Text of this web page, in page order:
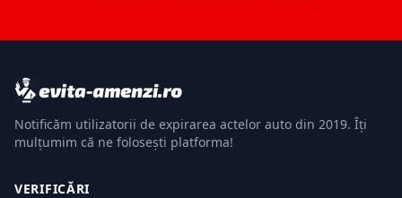
Notificăm utilizatorii de expirarea actelor auto din 2019. Îți
mulțumim că ne folosești platforma!
VERIFICĂRI